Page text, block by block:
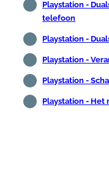
Playstation -
telefoon
Playstation -
Playstation -
Playstation -
Playstation - Het